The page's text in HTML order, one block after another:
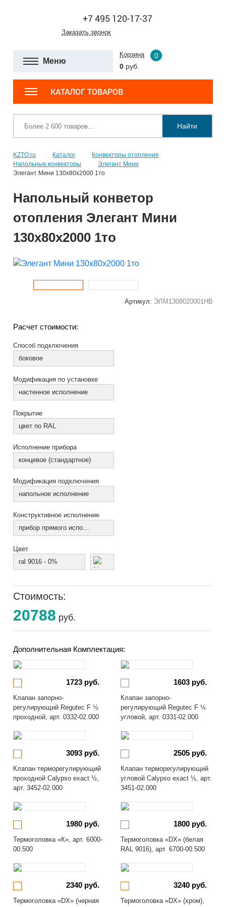
+7 495 120-17-37
Заказать звонок
Меню
Корзина
0
0 руб.
КАТАЛОГ ТОВАРОВ
Найти
KZTO.ru Каталог
Конвекторы отопления
Напольные конвекторы
Элегант Мини
Элегант Мини 130x80x2000 1то
Напольный конветор
отопления Элегант Мини
130x80x2000 1то
Артикул: ЭЛМ1308020001НВ
Расчет стоимости:
Способ подключения
боковое
Модификация по установке
настенное исполнение
Покрытие
цвет по RAL
Исполнение прибора
концевое (стандартное)
Модификация подключения
напольное исполнение
Конструктивное исполнение
прибор прямого исполнения
Цвет
ral 9016 - 0%
Стоимость:
20788 руб.
Дополнительная Комплектация:
1723 руб.
Клапан запорно-
регулирующий Regutec F ½
проходной, арт. 0332-02.000
1603 руб.
Клапан запорно-
регулирующий Regutec F ½
угловой, арт. 0331-02.000
3093 руб.
Клапан терморегулирующий
проходной Calypso exact ½,
арт. 3452-02.000
2505 руб.
Клапан терморегулирующий
угловой Calypso exact ½, арт.
3451-02.000
1980 руб.
Термоголовка «К», арт. 6000-
00.500
1800 руб.
Термоголовка «DX» (белая
RAL 9016), арт. 6700-00.500
2340 руб.
Термоголовка «DX» (черная
3240 руб.
Термоголовка «DX» (хром),